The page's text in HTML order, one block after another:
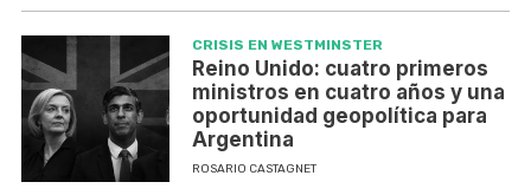
CRISIS EN WESTMINSTER
Reino Unido: cuatro primeros
ministros en cuatro años y una
oportunidad geopolítica para
Argentina
ROSARIO CASTAGNET